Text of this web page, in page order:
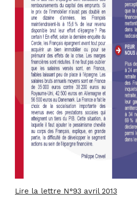
Lire la lettre N°93 avril 2013